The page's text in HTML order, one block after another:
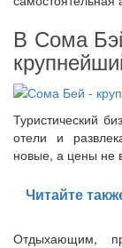
В Сома
Туристический
отели и
новые, а цены не
Читайте
Отдыхающим,